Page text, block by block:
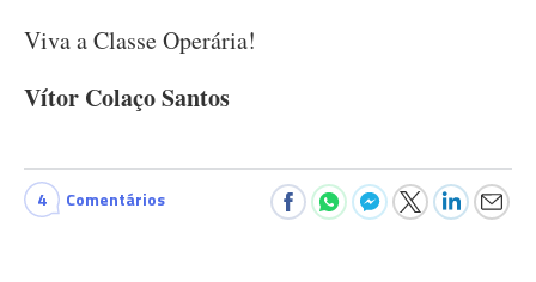
Viva a Classe Operária!
Vítor Colaço Santos
4 Comentários